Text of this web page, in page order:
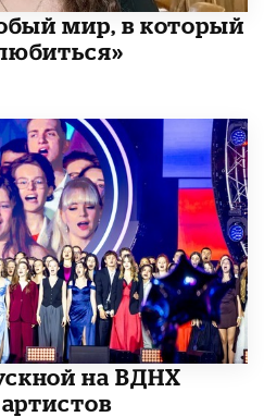
мир, в который
на ВДНХ